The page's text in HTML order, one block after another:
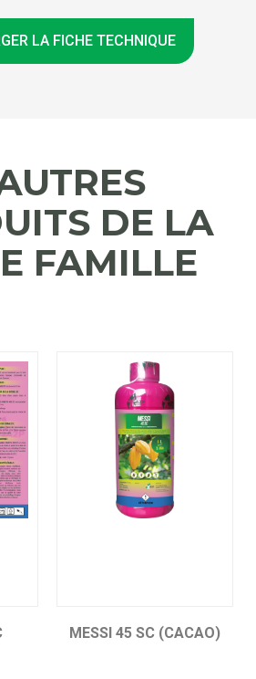
LA FICHE TECHNIQUE
DE LA
FAMILLE
MESSI 45 SC (CACAO)